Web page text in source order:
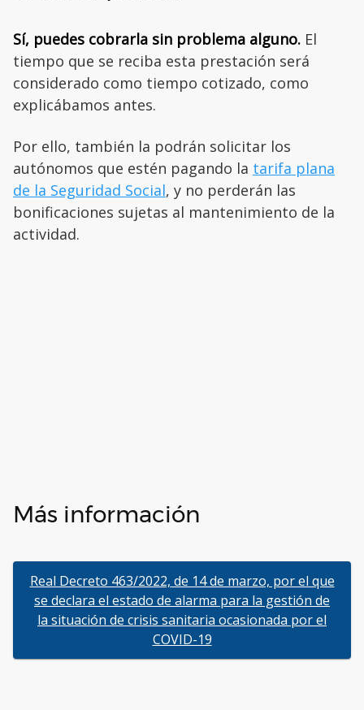
Sí, puedes cobrarla sin problema alguno. El
tiempo que se reciba esta prestación será
considerado como tiempo cotizado, como
explicábamos antes.
Por ello, también la podrán solicitar los
autónomos que estén pagando la tarifa plana
de la Seguridad Social, y no perderán las
bonificaciones sujetas al mantenimiento de la
actividad.
Más información
Real Decreto 463/2022, de 14 de marzo, por el que
se declara el estado de alarma para la gestión de
la situación de crisis sanitaria ocasionada por el
COVID-19